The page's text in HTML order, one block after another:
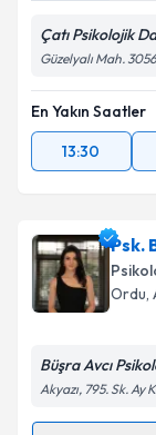
Çatı Psikolojik
Güzelyalı Mah.
En Yakın Saatler
13:30
Psk.
Ordu,
Büşra Avcı
Akyazı, 795. Sk.